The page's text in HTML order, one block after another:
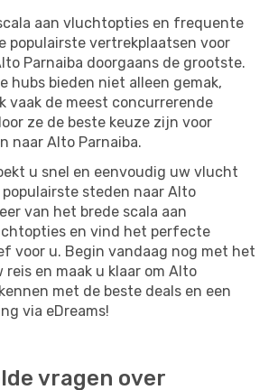
aan vluchtopties en frequente
populairste vertrekplaatsen voor
Parnaiba doorgaans de grootste.
hubs bieden niet alleen gemak,
vaak de meest concurrerende
ze de beste keuze zijn voor
naar Alto Parnaiba.
u snel en eenvoudig uw vlucht
steden naar Alto
van het brede scala aan
en vind het perfecte
voor u. Begin vandaag nog met het
reis en maak u klaar om Alto
met de beste deals en een
via eDreams!
vragen over